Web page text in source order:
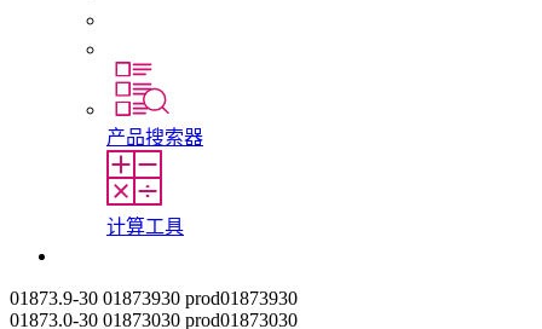
产品搜索器
计算工具
01873.9-30 01873930 prod01873930
01873.0-30 01873030 prod01873030